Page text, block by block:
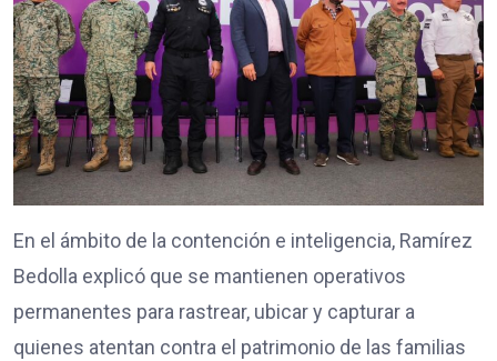
En el ámbito de la contención e inteligencia, Ramírez
Bedolla explicó que se mantienen operativos
permanentes para rastrear, ubicar y capturar a
quienes atentan contra el patrimonio de las familias